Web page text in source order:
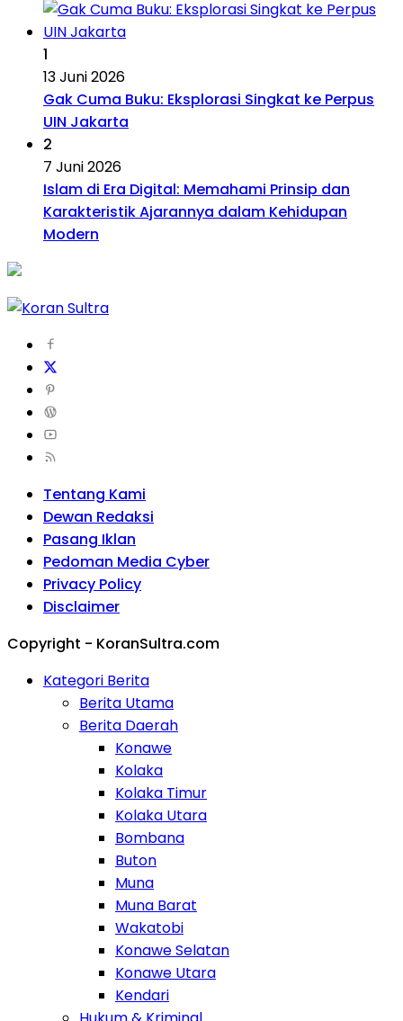
1
13 Juni 2026
Gak Cuma Buku: Eksplorasi Singkat ke Perpus
UIN Jakarta
2
7 Juni 2026
Islam di Era Digital: Memahami Prinsip dan
Karakteristik Ajarannya dalam Kehidupan
Modern
Tentang Kami
Dewan Redaksi
Pasang Iklan
Pedoman Media Cyber
Privacy Policy
Disclaimer
Copyright - KoranSultra.com
Kategori Berita
Berita Utama
Berita Daerah
Konawe
Kolaka
Kolaka Timur
Kolaka Utara
Bombana
Buton
Muna
Muna Barat
Wakatobi
Konawe Selatan
Konawe Utara
Kendari